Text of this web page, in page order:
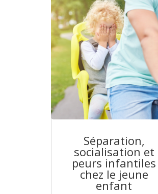
Séparation,
socialisation et
peurs infantiles
chez le jeune
enfant